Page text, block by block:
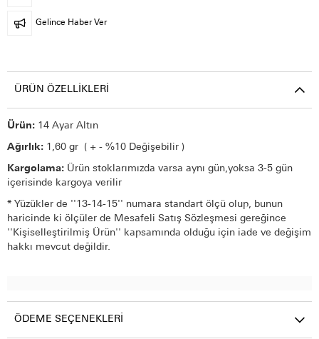
Gelince Haber Ver
ÜRÜN ÖZELLIKLERI
Ürün: 14 Ayar Altın
Ağırlık: 1,60 gr ( + - %10 Değişebilir )
Kargolama: Ürün stoklarımızda varsa aynı gün,yoksa 3-5 gün
içerisinde kargoya verilir
* Yüzükler de ''13-14-15'' numara standart ölçü olup, bunun
haricinde ki ölçüler de Mesafeli Satış Sözleşmesi gereğince
''Kişiselleştirilmiş Ürün'' kapsamında olduğu için iade ve değişim
hakkı mevcut değildir.
ÖDEME SEÇENEKLERI